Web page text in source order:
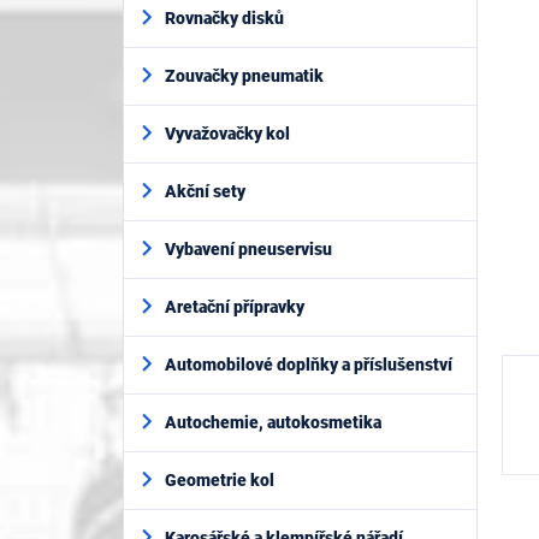
í
e
Rovnačky disků
Zouvačky pneumatik
Vyvažovačky kol
Akční sety
Vybavení pneuservisu
Aretační přípravky
Automobilové doplňky a příslušenství
Autochemie, autokosmetika
Geometrie kol